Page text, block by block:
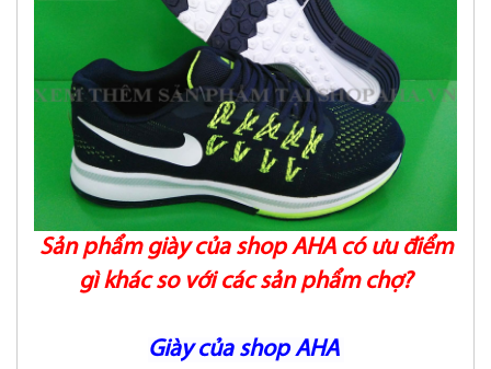
Sản phẩm giày của shop AHA có ưu điểm
gì khác so với các sản phẩm chợ?
Giày của shop AHA